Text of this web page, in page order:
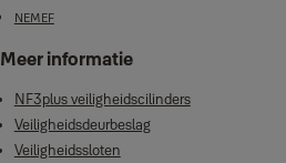
NEMEF
Meer informatie
NF3plus veiligheidscilinders
Veiligheidsdeurbeslag
Veiligheidssloten